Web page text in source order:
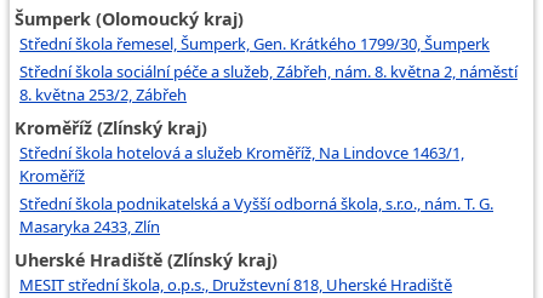
Šumperk (Olomoucký kraj)
Střední škola řemesel, Šumperk, Gen. Krátkého 1799/30, Šumperk
Střední škola sociální péče a služeb, Zábřeh, nám. 8. května 2, náměstí
8. května 253/2, Zábřeh
Kroměříž (Zlínský kraj)
Střední škola hotelová a služeb Kroměříž, Na Lindovce 1463/1,
Kroměříž
Střední škola podnikatelská a Vyšší odborná škola, s.r.o., nám. T. G.
Masaryka 2433, Zlín
Uherské Hradiště (Zlínský kraj)
MESIT střední škola, o.p.s., Družstevní 818, Uherské Hradiště